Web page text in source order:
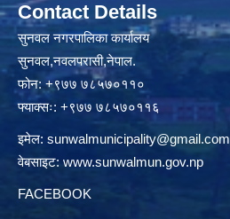
Contact Details
सुनवल नगरपालिका कार्यालय
सुनवल,नवलपरासी,नेपाल.
फोन: +९७७ ७८५७०११०
फ्याक्सः: +९७७ ७८५७०११६
इमेल: sunwalmunicipality@gmail.com
वेबसाइट: www.sunwalmun.gov.np
FACEBOOK